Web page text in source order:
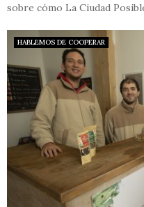
sobre cómo La Ciudad
HABLEMOS DE COOPERAR